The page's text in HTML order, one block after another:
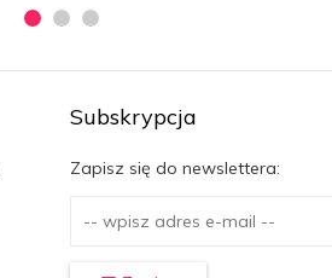
Subskrypcja
Zapisz się do newslettera: